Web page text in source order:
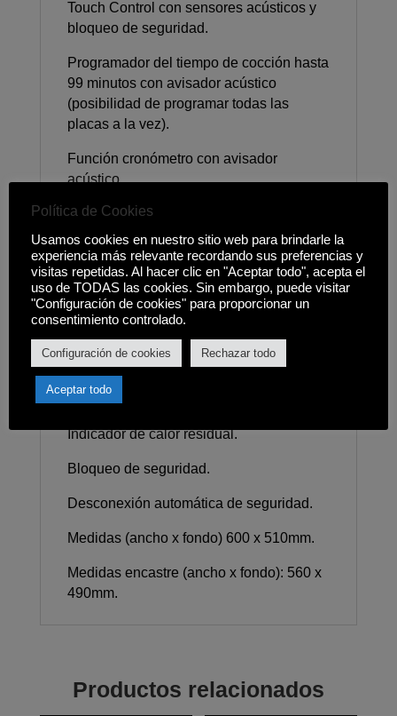
Touch Control con sensores acústicos y
bloqueo de seguridad.
Programador del tiempo de cocción hasta
99 minutos con avisador acústico
(posibilidad de programar todas las
placas a la vez).
Función cronómetro con avisador
acústico.
Función golpe de cocción.
Elementos calefactores: una placa ultra
rápida High Light Ø 145 mm, una placa
ultra rápida High Light Ø 180 mm y una
placa gigante doble circuito High Light Ø
Indicadores de calor residual.
Potencia nominal máxima: 5.400W.
Indicador de calor residual.
Bloqueo de seguridad.
Desconexión automática de seguridad.
Medidas (ancho x fondo) 600 x 510mm.
Medidas encastre (ancho x fondo): 560 x
490mm.
Productos relacionados
Política de Cookies
Usamos cookies en nuestro sitio web para brindarle la
experiencia más relevante recordando sus preferencias y
visitas repetidas. Al hacer clic en "Aceptar todo", acepta el
uso de TODAS las cookies. Sin embargo, puede visitar
"Configuración de cookies" para proporcionar un
consentimiento controlado.
Configuración de cookies Rechazar todo
Aceptar todo